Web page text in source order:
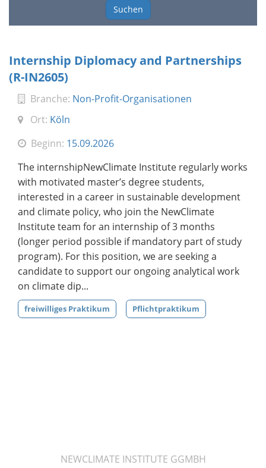
Suchen
Internship Diplomacy and Partnerships
(R-IN2605)
Branche: Non-Profit-Organisationen
Ort: Köln
Beginn: 15.09.2026
The internshipNewClimate Institute regularly works
with motivated master’s degree students,
interested in a career in sustainable development
and climate policy, who join the NewClimate
Institute team for an internship of 3 months
(longer period possible if mandatory part of study
program). For this position, we are seeking a
candidate to support our ongoing analytical work
on climate dip...
freiwilliges Praktikum Pflichtpraktikum
NEWCLIMATE INSTITUTE GGMBH